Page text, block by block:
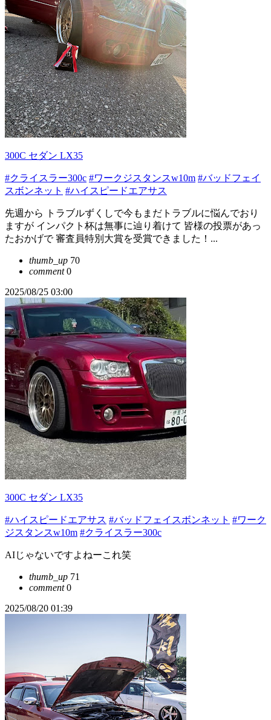
300C セダン LX35
#クライスラー300c #ワークジスタンスw10m #バッドフェイ
スボンネット #ハイスピードエアサス
先週から トラブルずくしで今もまだトラブルに悩んでおり
ますが インパクト杯は無事に辿り着けて 皆様の投票があっ
たおかげで 審査員特別大賞を受賞できました！...
thumb_up 70
comment0
2025/08/25 03:00
300C セダン LX35
#ハイスピードエアサス #バッドフェイスボンネット #ワーク
ジスタンスw10m #クライスラー300c
AIじゃないですよねーこれ笑
thumb_up 71
comment0
2025/08/20 01:39